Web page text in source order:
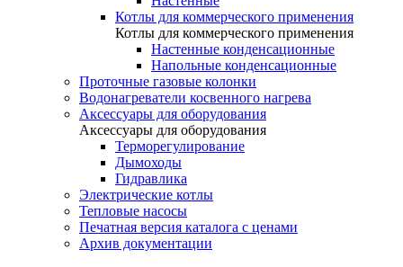
Котлы для коммерческого применения
Котлы для коммерческого применения
Настенные конденсационные
Напольные конденсационные
Проточные газовые колонки
Водонагреватели косвенного нагрева
Аксессуары для оборудования
Аксессуары для оборудования
Терморегулирование
Дымоходы
Гидравлика
Электрические котлы
Тепловые насосы
Печатная версия каталога с ценами
Архив документации